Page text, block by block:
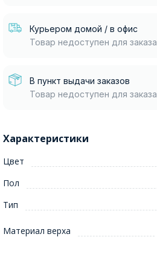
Курьером домой / в офис
Товар недоступен для заказа
В пункт выдачи заказов
Товар недоступен для заказа
Характеристики
Цвет
Пол
Тип
Материал верха